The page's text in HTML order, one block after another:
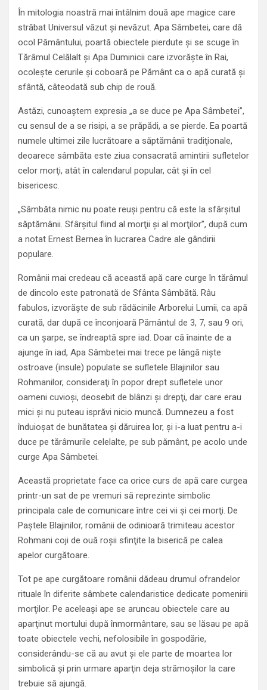
În mitologia noastră mai întâlnim două ape magice care
străbat Universul văzut şi nevăzut. Apa Sâmbetei, care dă
ocol Pământului, poartă obiectele pierdute şi se scuge în
Tărâmul Celălalt şi Apa Duminicii care izvorăşte în Rai,
ocoleşte cerurile şi coboară pe Pământ ca o apă curată şi
sfântă, câteodată sub chip de rouă.
Astăzi, cunoaştem expresia „a se duce pe Apa Sâmbetei”,
cu sensul de a se risipi, a se prăpădi, a se pierde. Ea poartă
numele ultimei zile lucrătoare a săptămânii tradiţionale,
deoarece sâmbăta este ziua consacrată amintirii sufletelor
celor morţi, atât în calendarul popular, cât şi în cel
bisericesc.
„Sâmbăta nimic nu poate reuşi pentru că este la sfârşitul
săptămânii. Sfârşitul fiind al morţii şi al morţilor”, după cum
a notat Ernest Bernea în lucrarea Cadre ale gândirii
populare.
Românii mai credeau că această apă care curge în tărâmul
de dincolo este patronată de Sfânta Sâmbătă. Râu
fabulos, izvorăşte de sub rădăcinile Arborelui Lumii, ca apă
curată, dar după ce înconjoară Pământul de 3, 7, sau 9 ori,
ca un şarpe, se îndreaptă spre iad. Doar că înainte de a
ajunge în iad, Apa Sâmbetei mai trece pe lângă nişte
ostroave (insule) populate se sufletele Blajinilor sau
Rohmanilor, consideraţi în popor drept sufletele unor
oameni cuvioşi, deosebit de blânzi şi drepţi, dar care erau
mici şi nu puteau isprăvi nicio muncă. Dumnezeu a fost
înduioşat de bunătatea şi dăruirea lor, şi i-a luat pentru a-i
duce pe tărâmurile celelalte, pe sub pământ, pe acolo unde
curge Apa Sâmbetei.
Această proprietate face ca orice curs de apă care curgea
printr-un sat de pe vremuri să reprezinte simbolic
principala cale de comunicare între cei vii şi cei morţi. De
Paştele Blajinilor, românii de odinioară trimiteau acestor
Rohmani coji de ouă roşii sfinţite la biserică pe calea
apelor curgătoare.
Tot pe ape curgătoare românii dădeau drumul ofrandelor
rituale în diferite sâmbete calendaristice dedicate pomenirii
morţilor. Pe aceleaşi ape se aruncau obiectele care au
aparţinut mortului după înmormântare, sau se lăsau pe apă
toate obiectele vechi, nefolosibile în gospodărie,
considerându-se că au avut şi ele parte de moartea lor
simbolică şi prin urmare aparţin deja strămoşilor la care
trebuie să ajungă.